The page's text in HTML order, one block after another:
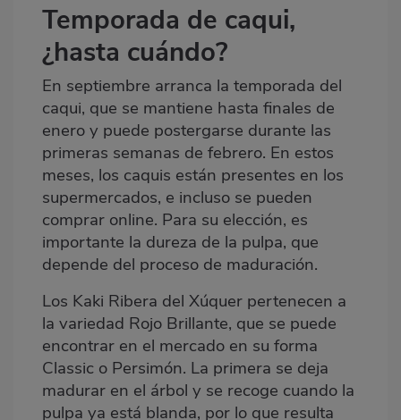
Temporada de caqui,
¿hasta cuándo?
En septiembre arranca la temporada del
caqui, que se mantiene hasta finales de
enero y puede postergarse durante las
primeras semanas de febrero. En estos
meses, los caquis están presentes en los
supermercados, e incluso se pueden
comprar online. Para su elección, es
importante la dureza de la pulpa, que
depende del proceso de maduración.
Los Kaki Ribera del Xúquer pertenecen a
la variedad Rojo Brillante, que se puede
encontrar en el mercado en su forma
Classic o Persimón. La primera se deja
madurar en el árbol y se recoge cuando la
pulpa ya está blanda, por lo que resulta